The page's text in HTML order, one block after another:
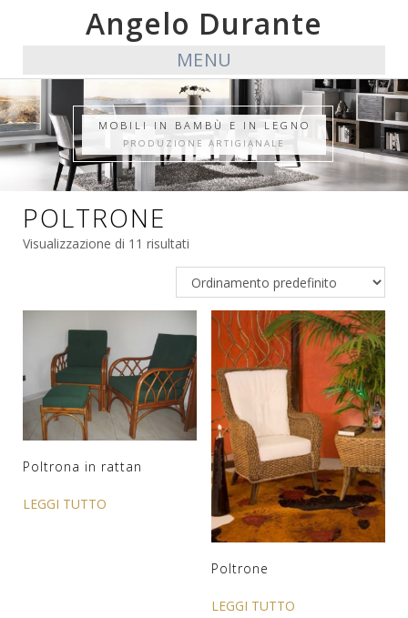
Angelo Durante
MENU
MOBILI IN BAMBÙ E IN LEGNO
PRODUZIONE ARTIGIANALE
POLTRONE
Visualizzazione di 11 risultati
Poltrona in rattan
LEGGI TUTTO
Poltrone
LEGGI TUTTO